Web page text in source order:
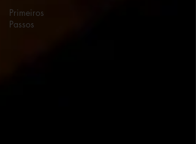
Primeiros
Passos